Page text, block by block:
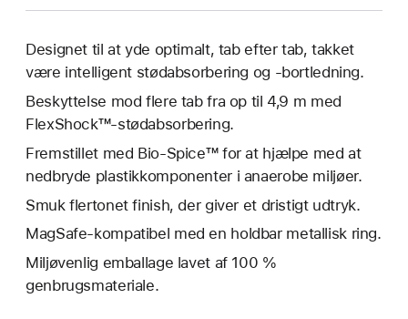
Designet til at yde optimalt, tab efter tab, takket
være intelligent stødabsorbering og -bortledning.
Beskyttelse mod flere tab fra op til 4,9 m med
FlexShock™-stødabsorbering.
Fremstillet med Bio-Spice™ for at hjælpe med at
nedbryde plastikkomponenter i anaerobe miljøer.
Smuk flertonet finish, der giver et dristigt udtryk.
MagSafe-kompatibel med en holdbar metallisk ring.
Miljøvenlig emballage lavet af 100 %
genbrugsmateriale.